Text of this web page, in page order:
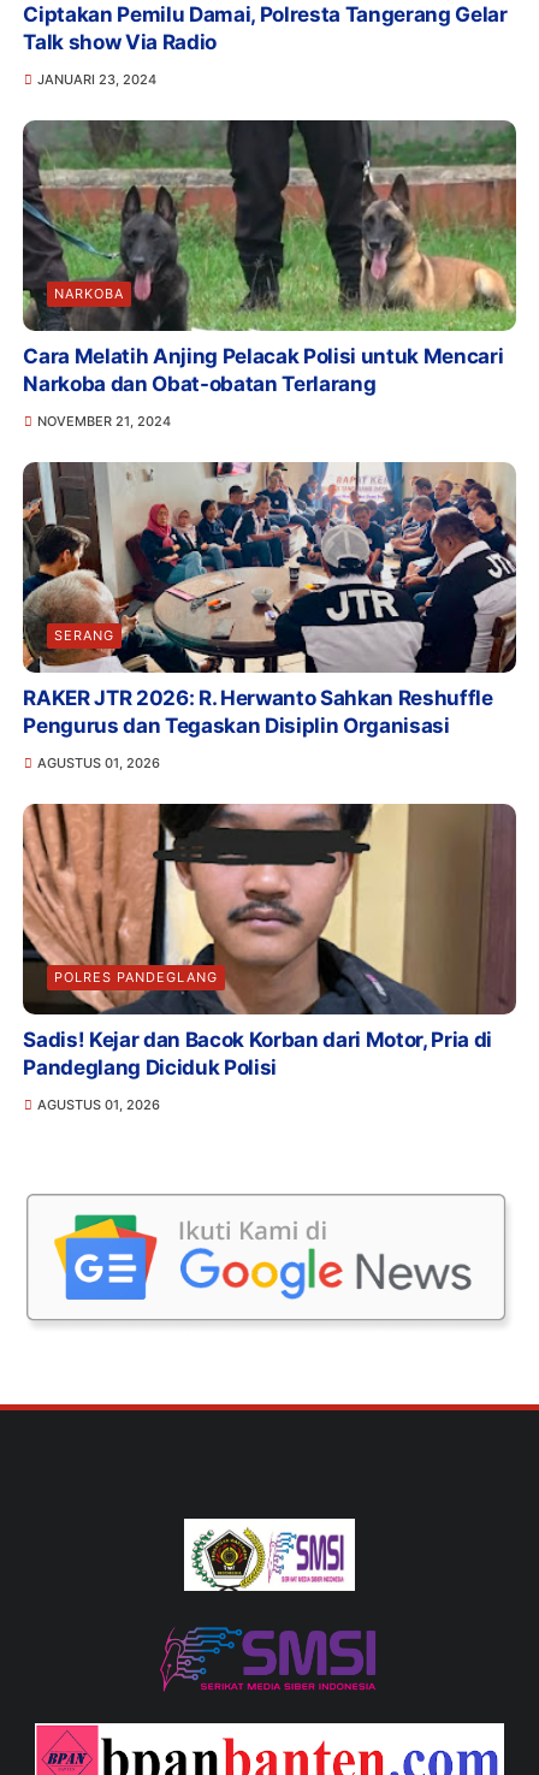
Ciptakan Pemilu Damai, Polresta Tangerang Gelar
Talk show Via Radio
JANUARI 23, 2024
NARKOBA
Cara Melatih Anjing Pelacak Polisi untuk Mencari
Narkoba dan Obat-obatan Terlarang
NOVEMBER 21, 2024
SERANG
RAKER JTR 2026: R. Herwanto Sahkan Reshuffle
Pengurus dan Tegaskan Disiplin Organisasi
AGUSTUS 01, 2026
POLRES PANDEGLANG
Sadis! Kejar dan Bacok Korban dari Motor, Pria di
Pandeglang Diciduk Polisi
AGUSTUS 01, 2026